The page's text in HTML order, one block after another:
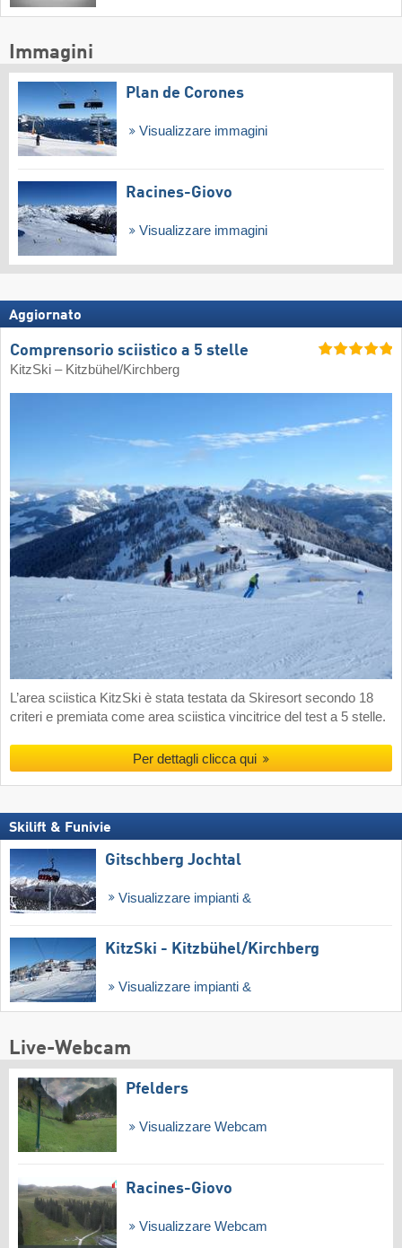
Immagini
Plan de Corones
Visualizzare immagini
Racines-Giovo
Visualizzare immagini
Aggiornato
Comprensorio sciistico a 5 stelle
KitzSki – Kitzbühel/​Kirchberg
L’area sciistica KitzSki è stata testata da Skiresort secondo 18
criteri e premiata come area sciistica vincitrice del test a 5 stelle.
Per dettagli clicca qui
Skilift & Funivie
Gitschberg Jochtal
Visualizzare impianti &
KitzSki - Kitzbühel/​Kirchberg
Visualizzare impianti &
Live-Webcam
Pfelders
Visualizzare Webcam
Racines-Giovo
Visualizzare Webcam